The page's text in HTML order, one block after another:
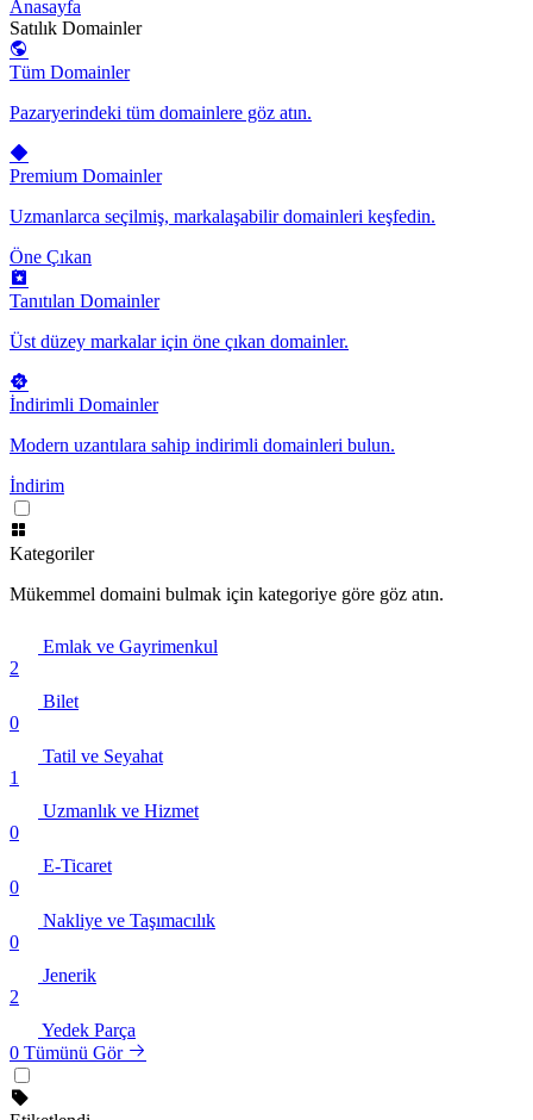
Anasayfa
Satılık Domainler
Tüm Domainler
Pazaryerindeki tüm domainlere göz atın.
Premium Domainler
Uzmanlarca seçilmiş, markalaşabilir domainleri keşfedin.
Öne Çıkan
Tanıtılan Domainler
Üst düzey markalar için öne çıkan domainler.
İndirimli Domainler
Modern uzantılara sahip indirimli domainleri bulun.
İndirim
Kategoriler
Mükemmel domaini bulmak için kategoriye göre göz atın.
Emlak ve Gayrimenkul
2
Bilet
0
Tatil ve Seyahat
1
Uzmanlık ve Hizmet
0
E-Ticaret
0
Nakliye ve Taşımacılık
0
Jenerik
2
Yedek Parça
0 Tümünü Gör